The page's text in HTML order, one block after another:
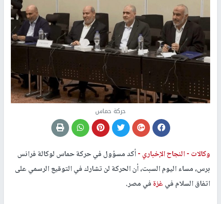
حركة حماس
وكالات -النجاح الإخباري -أكد مسؤول في حركة حماس لوكالة فرانس
برس، مساء اليوم السبت، أن الحركة لن تشارك في التوقيع الرسمي على
اتفاق السلام فيغزةفي مصر.